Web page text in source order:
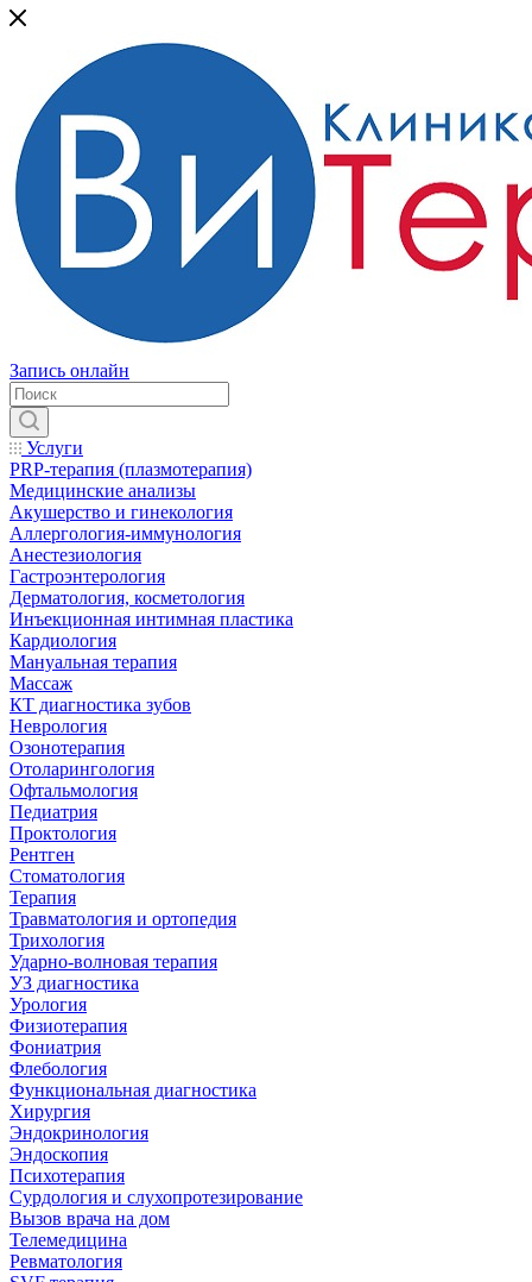
Запись онлайн
Услуги
PRP-терапия (плазмотерапия)
Медицинские анализы
Акушерство и гинекология
Аллергология-иммунология
Анестезиология
Гастроэнтерология
Дерматология, косметология
Инъекционная интимная пластика
Кардиология
Мануальная терапия
Массаж
КТ диагностика зубов
Неврология
Озонотерапия
Отоларингология
Офтальмология
Педиатрия
Проктология
Рентген
Стоматология
Терапия
Травматология и ортопедия
Трихология
Ударно-волновая терапия
УЗ диагностика
Урология
Физиотерапия
Фониатрия
Флебология
Функциональная диагностика
Хирургия
Эндокринология
Эндоскопия
Психотерапия
Сурдология и слухопротезирование
Вызов врача на дом
Телемедицина
Ревматология